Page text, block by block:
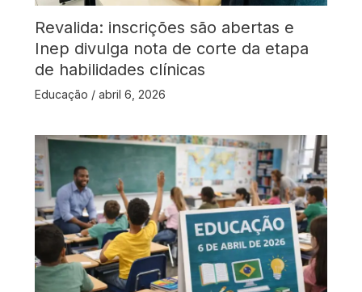
Revalida: inscrições são abertas e
Inep divulga nota de corte da etapa
de habilidades clínicas
Educação / abril 6, 2026